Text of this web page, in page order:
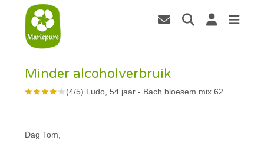
Minder alcoholverbruik
(4/5) Ludo, 54 jaar- Bach bloesem mix 62
Dag Tom,